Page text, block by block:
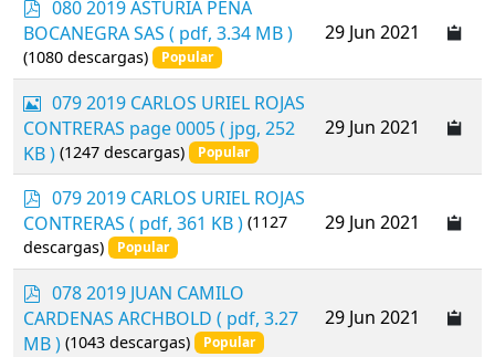
d
f
080 2019 ASTURIA PENA
BOCANEGRA SAS ( pdf, 3.34 MB )
(1080 descargas) Popular
29 Jun 2021
m
a
g
e
n
079 2019 CARLOS URIEL ROJAS
CONTRERAS page 0005( jpg, 252
KB ) (1247 descargas) Popular
29 Jun 2021
p
d
f
079 2019 CARLOS URIEL ROJAS
CONTRERAS ( pdf, 361 KB ) (1127
descargas)
Popular
29 Jun 2021
p
d
f
078 2019 JUAN CAMILO
CARDENAS ARCHBOLD ( pdf, 3.27
MB ) (1043 descargas) Popular
29 Jun 2021